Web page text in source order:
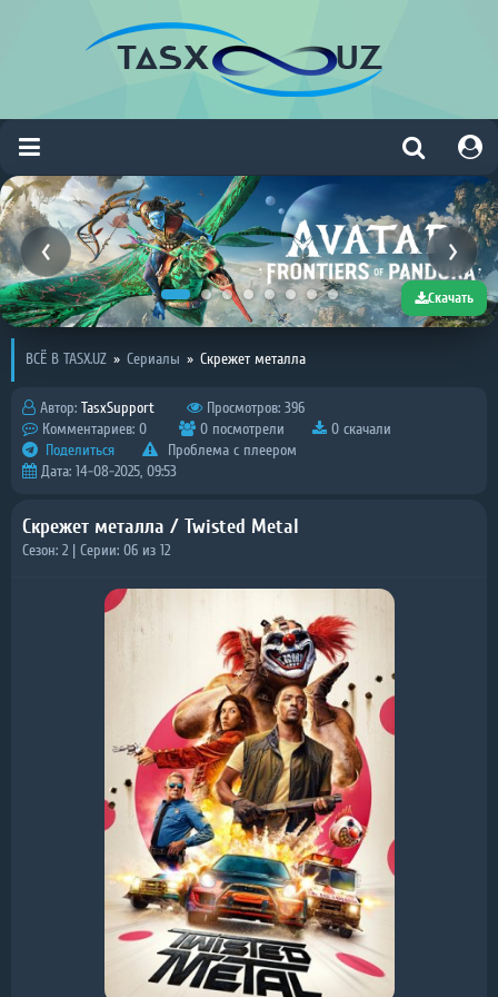
Скачать
ВСЁ В TASX.UZ » Сериалы » Скрежет металла
Автор: TasxSupport
Просмотров: 396
Комментариев: 0
0 посмотрели
0 скачали
Поделиться
Проблема с плеером
Дата: 14-08-2025, 09:53
Скрежет металла / Twisted Metal
Сезон: 2 | Серии: 06 из 12